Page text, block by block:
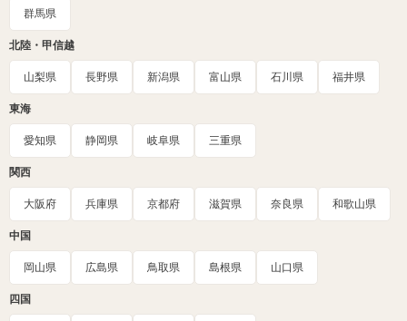
群馬県
北陸・甲信越
山梨県 長野県 新潟県 富山県 石川県 福井県
東海
愛知県 静岡県 岐阜県 三重県
関西
大阪府 兵庫県 京都府 滋賀県 奈良県 和歌山県
中国
岡山県 広島県 鳥取県 島根県 山口県
四国